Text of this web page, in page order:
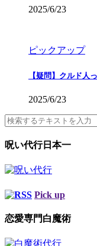
2025/6/23
ピックアップ
【疑問】クルド人
2025/6/23
呪い代行日本一
Pick up
恋愛専門白魔術